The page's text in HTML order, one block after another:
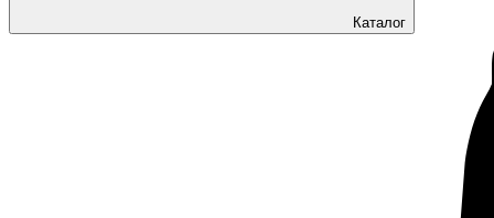
Каталог